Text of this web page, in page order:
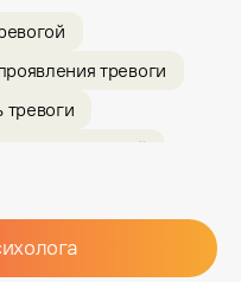
тревоги
тревоги
с тревогой